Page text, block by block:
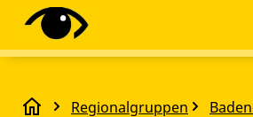
Regionalgruppen
Diese Webseite setzt
Tracking-Tools ein. Dies
technisch notwendig sind, die zu